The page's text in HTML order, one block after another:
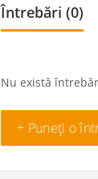
Întrebări (0)
Nu există
+ Puneți o